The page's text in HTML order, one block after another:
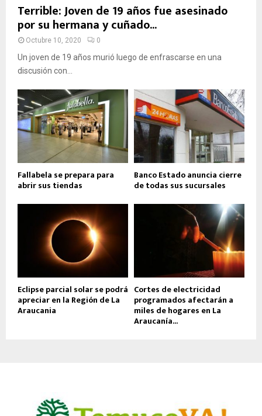
Terrible: Joven de 19 años fue asesinado
por su hermana y cuñado...
Octubre 10, 2020 0
Un joven de 19 años murió luego de enfrascarse en una
discusión con...
Fallabela se prepara para
abrir sus tiendas
Banco Estado anuncia cierre
de todas sus sucursales
Eclipse parcial solar se podrá
apreciar en la Región de La
Araucania
Cortes de electricidad
programados afectarán a
miles de hogares en La
Araucanía...